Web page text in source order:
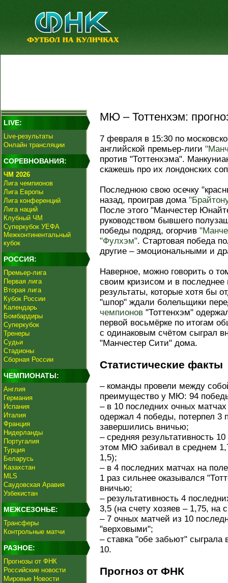
LIVE:
Live-результаты
Онлайн трансляции
СОРЕВНОВАНИЯ:
ЧМ 2026
Лига чемпионов
Лига Европы
Лига конференций
Лига наций
Клубный ЧМ
Суперкубок УЕФА
Межконтинентальный
кубок
РОССИЯ:
Премьер-лига
Первая лига
Вторая лига
Кубок России
Календарь
Бомбардиры
Суперкубок
Тренеры
Судьи
Стадионы
Сборная России
ЧЕМПИОНАТЫ:
Англия
Германия
Испания
Италия
Франция
Нидерланды
Португалия
Турция
Беларусь
Казахстан
MLS
Саудовская Аравия
Узбекистан
МЕЖСЕЗОНЬЕ:
Трансферы
Контрольные матчи
РАЗНОЕ:
Прогнозы от ФНК
Российские новости
Мировые Новости
МЮ – Тоттенхэм:
7 февраля в 15:30 по
английской премьер-лиги
против "Тоттенхэма".
скажешь про их лондонских
Последнюю свою осечку
назад, проиграв дома
После этого "Манчестер
руководством бывшего
победы подряд, огорчив
"Фулхэм". Стартовая победа
другие – эмоциональными и
Наверное, можно говорить о
своим кризисом и в
результаты, которые хотя бы
"шпор" ждали болельщики
чемпионов "Тоттенхэм"
первой восьмёрке по итогам
с одинаковым счётом сыграл
"Манчестер Сити" дома.
Статистические факты
– команды провели между
преимущество у МЮ: 94
– в 10 последних очных
одержал 4 победы, потерпел 3
завершились вничью;
– средняя результативность
этом МЮ забивал в среднем
1,5);
– в 4 последних матчах на
1 раз сильнее оказывался
вничью;
– результативность 4
3,5 (на счету хозяев – 1,75, на
– 7 очных матчей из 10
"верховыми";
– ставка "обе забьют"
10.
Прогноз от ФНК